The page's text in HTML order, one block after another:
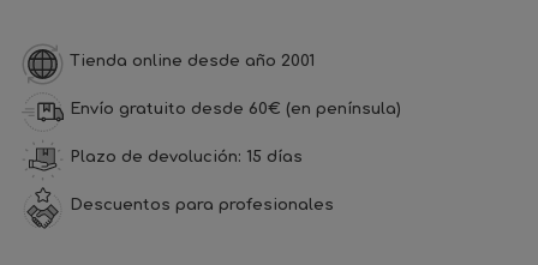
Tienda online desde año 2001
Envío gratuito desde 60€ (en península)
Plazo de devolución: 15 días
Descuentos para profesionales